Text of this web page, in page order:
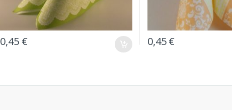
0,45 € 0,45€